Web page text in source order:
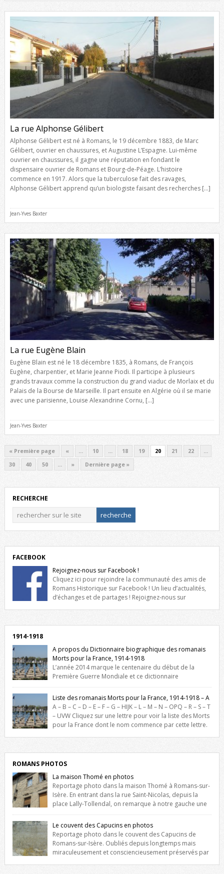
La rue Alphonse Gélibert
Alphonse Gélibert est né à Romans, le 19 décembre 1883, de Marc
Gélibert, ouvrier en chaussures, et Augustine L’Espagne. Lui-même
ouvrier en chaussures, il gagne une réputation en fondant le
dispensaire ouvrier de Romans et Bourg-de-Péage. L’histoire
commence en 1917. Alors que la tuberculose fait des ravages,
Alphonse Gélibert apprend qu’un biologiste faisant des recherches […]
Jean-Yves Baxter
La rue Eugène Blain
Eugène Blain est né le 18 décembre 1835, à Romans, de François
Eugène, charpentier, et Marie Jeanne Piodi. Il participe à plusieurs
grands travaux comme la construction du grand viaduc de Morlaix et du
Palais de la Bourse de Marseille. Il part ensuite en Algérie où il se marie
avec une parisienne, Louise Alexandrine Cornu, […]
Jean-Yves Baxter
« Première page « … 10 … 18 19 20 21 22
…
30
40 50 … » Dernière page »
RECHERCHE
FACEBOOK
Rejoignez-nous sur Facebook !
Cliquez ici pour rejoindre la communauté des amis de
Romans Historique sur Facebook ! Un lieu d’actualités,
d’échanges et de partages ! Rejoignez-nous sur
1914-1918
A propos du Dictionnaire biographique des romanais
Morts pour la France, 1914-1918
L’année 2014 marque le centenaire du début de la
Première Guerre Mondiale et ce dictionnaire
biographique veut rendre hommage aux romanais Morts pour la
France durant ce conflit. La base de cette recherche historique est
constituée des noms gravés sur les plaques commémoratives de
l’Hôtel de Ville, du lycée du Dauphiné et du lycée Triboulet, […]
Liste des romanais Morts pour la France, 1914-1918 – A
A – B – C – D – E – F – G – HIJK – L – M – N – OPQ – R – S – T
– UVW Cliquez sur une lettre pour voir la liste des Morts
pour la France dont le nom commence par cette lettre.
ROMANS PHOTOS
La maison Thomé en photos
Reportage photo dans la maison Thomé à Romans-sur-
Isère. En entrant dans la rue Saint-Nicolas, depuis la
place Lally-Tollendal, on remarque à notre gauche une
maison construite au XVIè siècle. Les deux façades sont ornées de
fenêtres jumelles à meneaux. Entre ces deux étages, on peut voir une
niche qui contient une statue de la Vierge. […]
Le couvent des Capucins en photos
Reportage photo dans le couvent des Capucins de
Romans-sur-Isère. Oubliés depuis longtemps mais
miraculeusement et consciencieusement préservés par